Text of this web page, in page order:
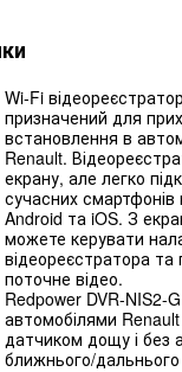
Wi-Fi
призначений для
встановлення в
Renault.
екрану, але легко
сучасних
Android та iOS. З
можете керувати
відеореєстратора та
поточне відео.
Redpower DVR-NIS2-
автомобілями
датчиком дощу і без
ближнього/дальнього